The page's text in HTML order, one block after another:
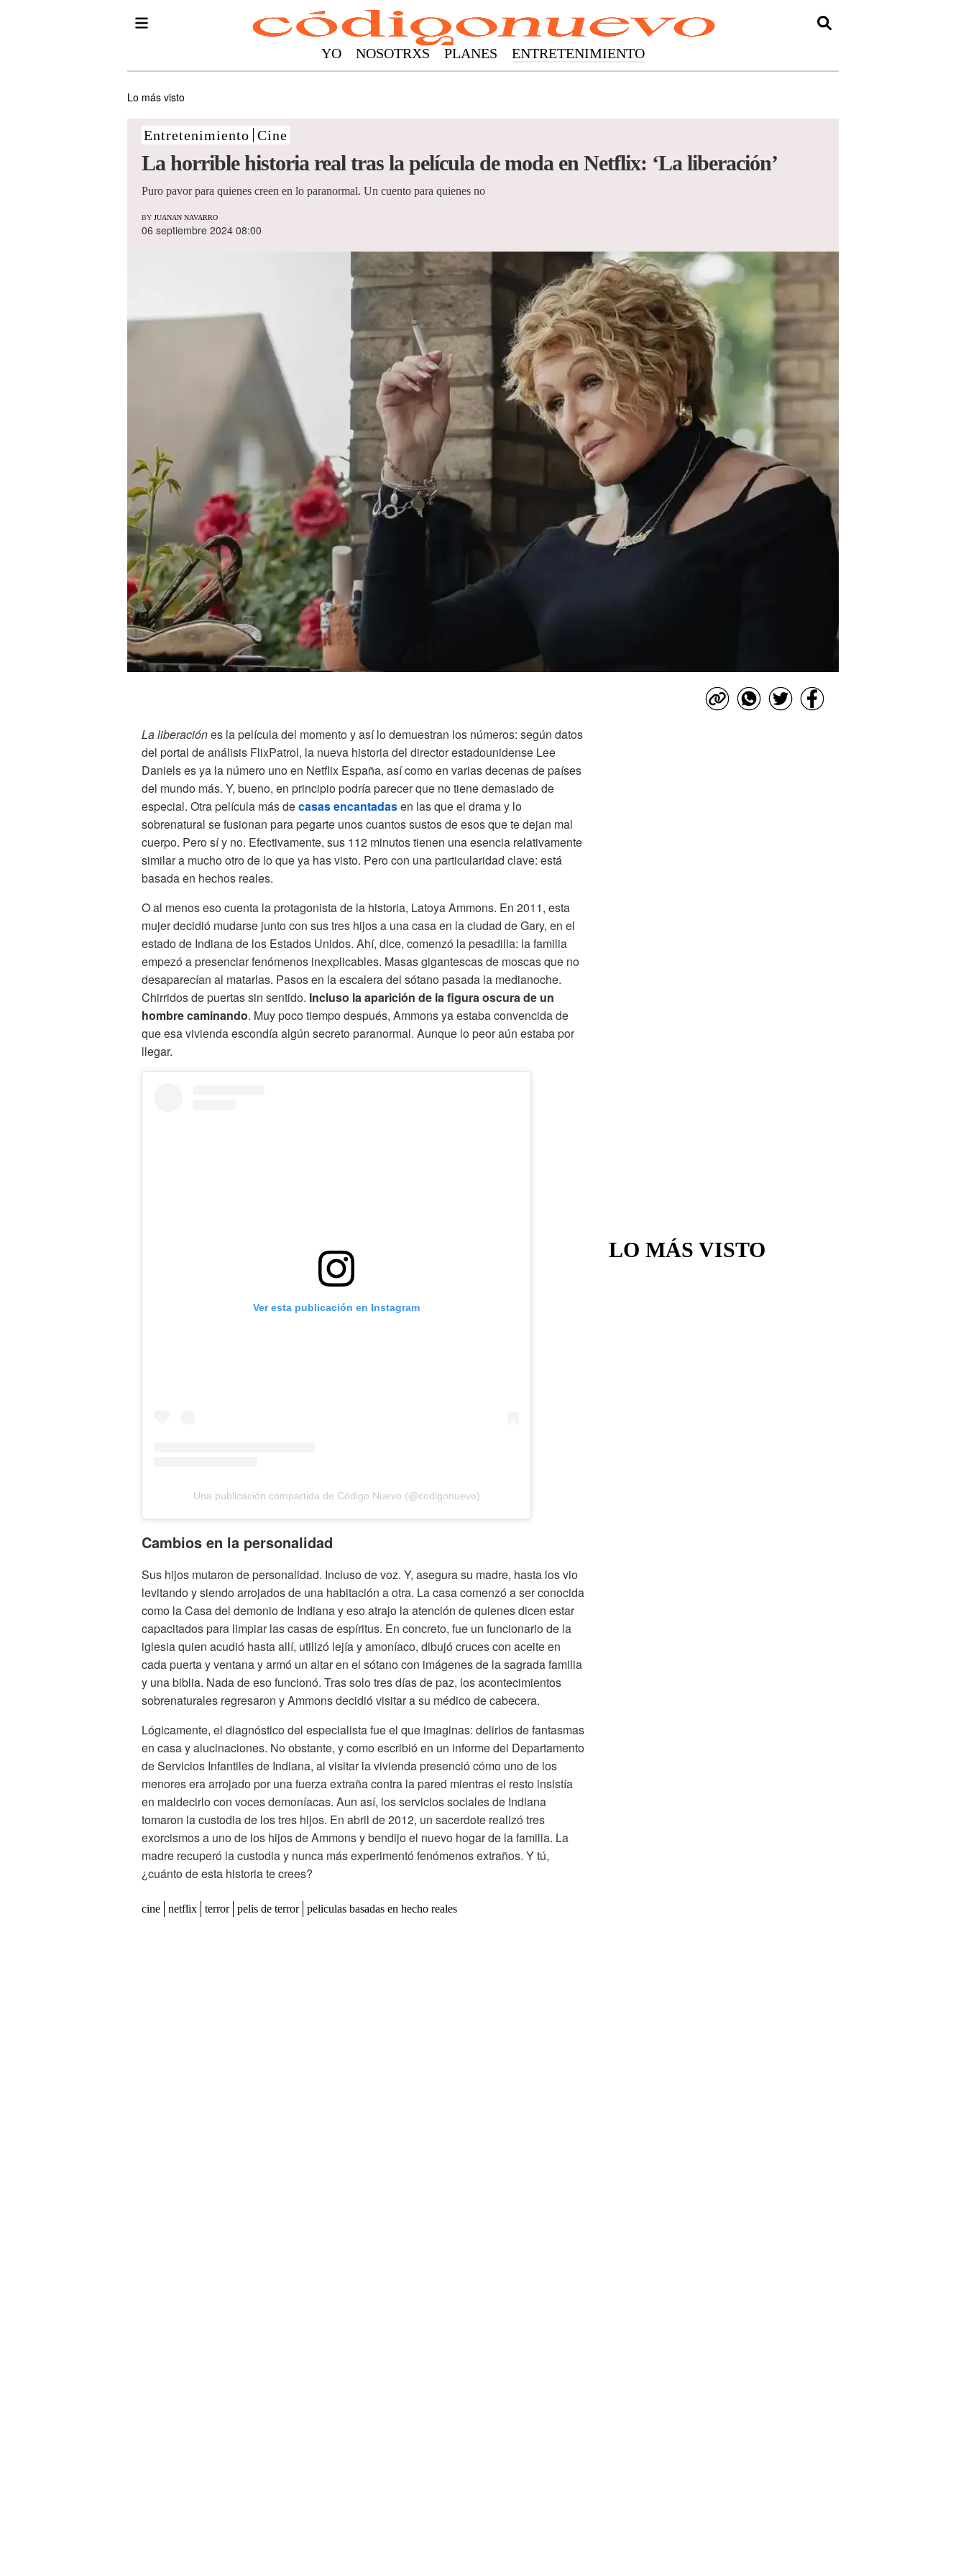
YO NOSOTRXS PLANES ENTRETENIMIENTO
Lo más visto
Entretenimiento Cine
La horrible historia real tras la película de moda en Netflix: ‘La liberación’
Puro pavor para quienes creen en lo paranormal. Un cuento para quienes no
BY JUANAN NAVARRO
06 septiembre 2024 08:00
La liberaciónes la película del momento y así lo demuestran los números: según datos
del portal de análisis FlixPatrol, la nueva historia del director estadounidense Lee
Daniels es ya la número uno en Netflix España, así como en varias decenas de países
del mundo más. Y, bueno, en principio podría parecer que no tiene demasiado de
especial. Otra película más decasas encantadasen las que el drama y lo
sobrenatural se fusionan para pegarte unos cuantos sustos de esos que te dejan mal
cuerpo. Pero sí y no. Efectivamente, sus 112 minutos tienen una esencia relativamente
similar a mucho otro de lo que ya has visto. Pero con una particularidad clave: está
basada en hechos reales.
O al menos eso cuenta la protagonista de la historia, Latoya Ammons. En 2011, esta
mujer decidió mudarse junto con sus tres hijos a una casa en la ciudad de Gary, en el
estado de Indiana de los Estados Unidos. Ahí, dice, comenzó la pesadilla: la familia
empezó a presenciar fenómenos inexplicables. Masas gigantescas de moscas que no
desaparecían al matarlas. Pasos en la escalera del sótano pasada la medianoche.
Chirridos de puertas sin sentido. Incluso la aparición de la figura oscura de un
hombre caminando. Muy poco tiempo después, Ammons ya estaba convencida de
que esa vivienda escondía algún secreto paranormal. Aunque lo peor aún estaba por
llegar.
Ver esta publicación en Instagram
Una publicación compartida de Código Nuevo (@codigonuevo)
Cambios en la personalidad
Sus hijos mutaron de personalidad. Incluso de voz. Y, asegura su madre, hasta los vio
levitando y siendo arrojados de una habitación a otra. La casa comenzó a ser conocida
como la Casa del demonio de Indiana y eso atrajo la atención de quienes dicen estar
capacitados para limpiar las casas de espíritus. En concreto, fue un funcionario de la
iglesia quien acudió hasta allí, utilizó lejía y amoníaco, dibujó cruces con aceite en
cada puerta y ventana y armó un altar en el sótano con imágenes de la sagrada familia
y una biblia. Nada de eso funcionó. Tras solo tres días de paz, los acontecimientos
sobrenaturales regresaron y Ammons decidió visitar a su médico de cabecera.
Lógicamente, el diagnóstico del especialista fue el que imaginas: delirios de fantasmas
en casa y alucinaciones. No obstante, y como escribió en un informe del Departamento
de Servicios Infantiles de Indiana, al visitar la vivienda presenció cómo uno de los
menores era arrojado por una fuerza extraña contra la pared mientras el resto insistía
en maldecirlo con voces demoníacas. Aun así, los servicios sociales de Indiana
tomaron la custodia de los tres hijos. En abril de 2012, un sacerdote realizó tres
exorcismos a uno de los hijos de Ammons y bendijo el nuevo hogar de la familia. La
madre recuperó la custodia y nunca más experimentó fenómenos extraños. Y tú,
¿cuánto de esta historia te crees?
cine netflix terror pelis de terror peliculas basadas en hecho reales
LO MÁS VISTO